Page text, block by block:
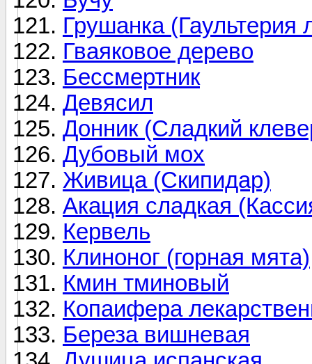
Грушанка (Гаультерия
Гваяковое дерево
Бессмертник
Девясил
Донник (Сладкий
Дубовый мох
Живица (Скипидар)
Акация сладкая
Кервель
Клиноног (горная мята)
Кмин тминовый
Копаифера
Береза вишневая